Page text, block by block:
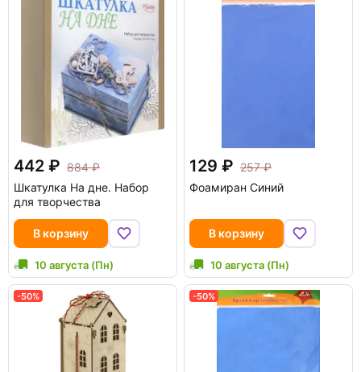
442
884
Шкатулка На дне. Набор
для творчества
В корзину
10 августа (Пн)
129
257
Фоамиран Синий
В корзину
10 августа (Пн)
-50% -50%